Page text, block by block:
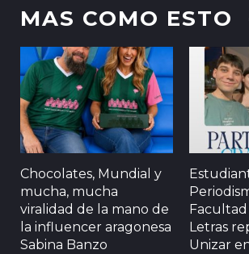
MAS COMO ESTO
Chocolates, Mundial y
mucha, mucha
viralidad de la mano de
la influencer aragonesa
Sabina Banzo
Letras
Unizar